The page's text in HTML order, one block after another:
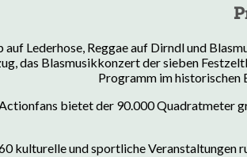
auf Lederhose, Reggae auf Dirndl und
das Blasmusikkonzert der sieben
Programm im historischen
bietet der 90.000 Quadratmeter
kulturelle und sportliche Veranstaltungen